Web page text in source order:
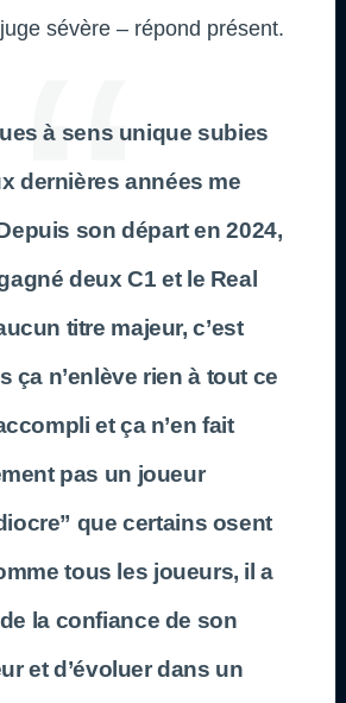
sévère – répond présent.
à sens unique subies
dernières années me
son départ en 2024,
deux C1 et le Real
titre majeur, c’est
ça n’enlève rien à tout ce
et ça n’en fait
pas un joueur
que certains osent
tous les joueurs, il a
la confiance de son
et d’évoluer dans un